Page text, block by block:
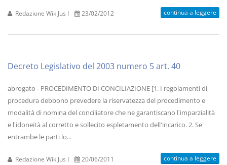
Redazione WikiJus I 23/02/2012 continua a leggere
Decreto Legislativo del 2003 numero 5 art. 40
abrogato - PROCEDIMENTO DI CONCILIAZIONE [1. I regolamenti di
procedura debbono prevedere la riservatezza del procedimento e
modalità di nomina del conciliatore che ne garantiscano l'imparzialità
e l'idoneità al corretto e sollecito espletamento dell'incarico. 2. Se
entrambe le parti lo...
Redazione WikiJus I 20/06/2011 continua a leggere